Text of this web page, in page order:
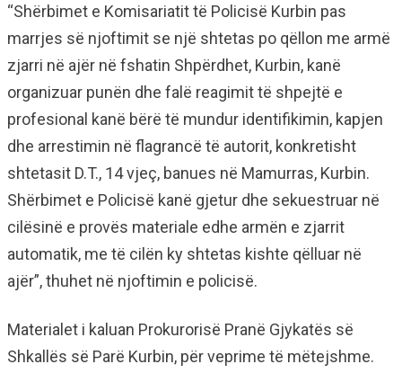
“Shërbimet e Komisariatit të Policisë Kurbin pas
marrjes së njoftimit se një shtetas po qëllon me armë
zjarri në ajër në fshatin Shpërdhet, Kurbin, kanë
organizuar punën dhe falë reagimit të shpejtë e
profesional kanë bërë të mundur identifikimin, kapjen
dhe arrestimin në flagrancë të autorit, konkretisht
shtetasit D.T., 14 vjeç, banues në Mamurras, Kurbin.
Shërbimet e Policisë kanë gjetur dhe sekuestruar në
cilësinë e provës materiale edhe armën e zjarrit
automatik, me të cilën ky shtetas kishte qëlluar në
ajër”, thuhet në njoftimin e policisë.
Materialet i kaluan Prokurorisë Pranë Gjykatës së
Shkallës së Parë Kurbin, për veprime të mëtejshme.